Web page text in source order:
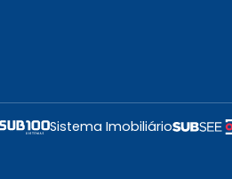
Sistema Imobiliário